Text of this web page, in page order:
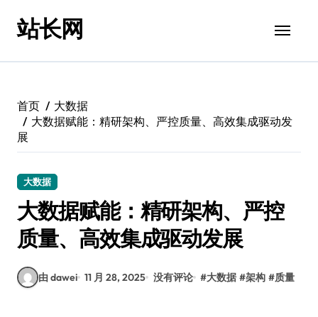
站长网
首页
大数据
大数据赋能：精研架构、严控质量、高效集成驱动发
展
大数据
大数据赋能：精研架构、严控
质量、高效集成驱动发展
由 dawei 11 月 28, 2025 没有评论 #大数据 #架构 #质量